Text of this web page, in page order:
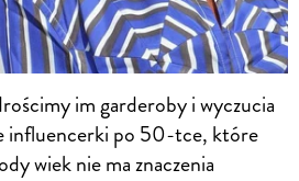
im garderoby i wyczucia
influencerki po 50-tce, które
wiek nie ma znaczenia